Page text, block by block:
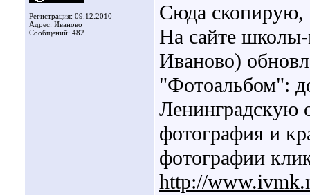
Регистрация: 09.12.2010
Адрес: Иваново
Сообщений: 482
Сюда скопирую,
На сайте
Иваново)
"Фотоальбом":
Ленинградскую
фотография и
фотографии
http://